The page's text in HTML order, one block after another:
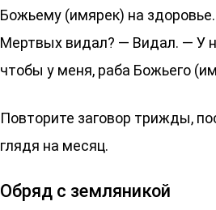
Божьему (имярек) на
Мертвых видал? — Видал. — У
чтобы у меня, раба Божьего
Повторите заговор трижды,
глядя на месяц.
Обряд с земляникой